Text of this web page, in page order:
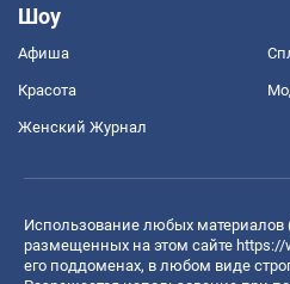
Шоу
Афиша
Красота
Женский Журнал
Использование любых материалов
размещенных на этом сайте https://
его поддоменах, в любом виде